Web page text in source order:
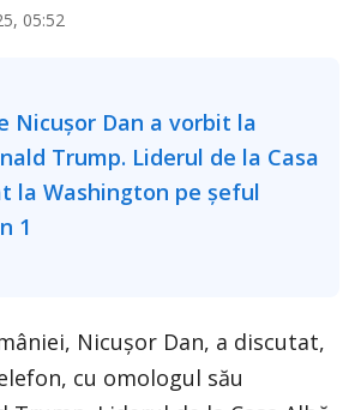
05:52
Nicușor Dan, a discutat,
cu omologul său